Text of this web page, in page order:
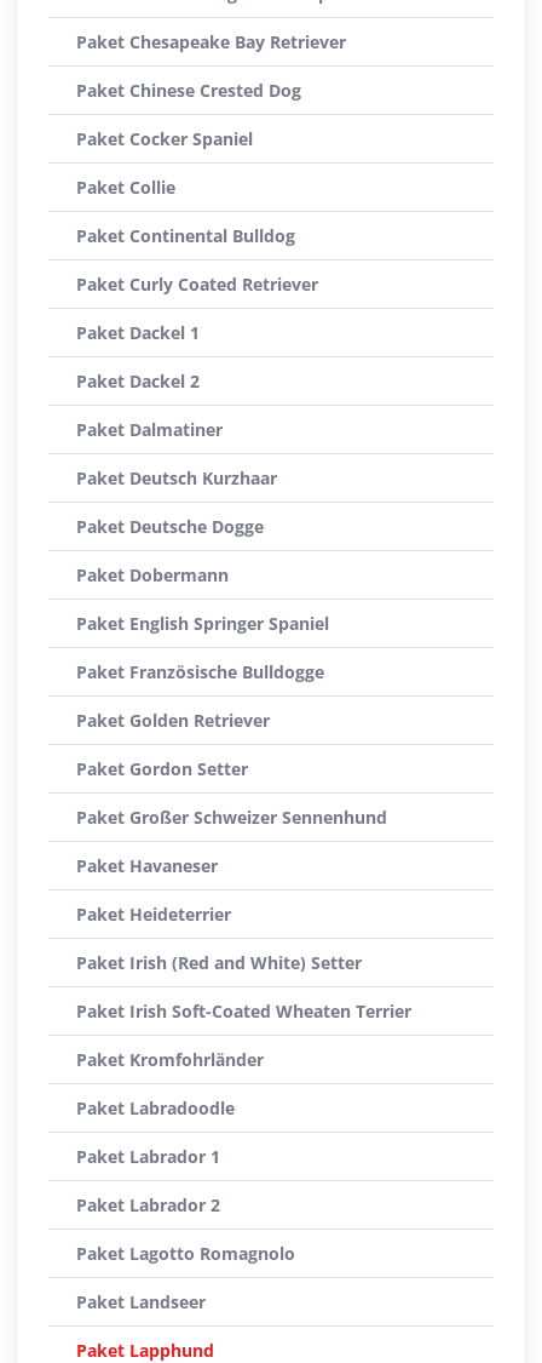
Paket Chesapeake Bay Retriever
Paket Chinese Crested Dog
Paket Cocker Spaniel
Paket Collie
Paket Continental Bulldog
Paket Curly Coated Retriever
Paket Dackel 1
Paket Dackel 2
Paket Dalmatiner
Paket Deutsch Kurzhaar
Paket Deutsche Dogge
Paket Dobermann
Paket English Springer Spaniel
Paket Französische Bulldogge
Paket Golden Retriever
Paket Gordon Setter
Paket Großer Schweizer Sennenhund
Paket Havaneser
Paket Heideterrier
Paket Irish (Red and White) Setter
Paket Irish Soft-Coated Wheaten Terrier
Paket Kromfohrländer
Paket Labradoodle
Paket Labrador 1
Paket Labrador 2
Paket Lagotto Romagnolo
Paket Landseer
Paket Lapphund